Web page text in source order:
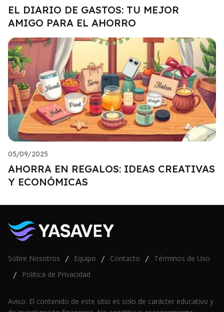
EL DIARIO DE GASTOS: TU MEJOR
AMIGO PARA EL AHORRO
05/09/2025
AHORRA EN REGALOS: IDEAS CREATIVAS
Y ECONÓMICAS
Sobre Nosotros / Equipo / Contacto / Términos de Uso
/ Política de Privacidad
Aviso: El contenido de este sitio es solo de carácter educativo y